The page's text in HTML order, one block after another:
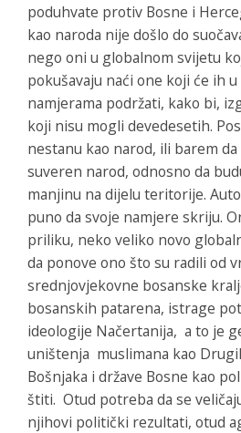
poduhvate protiv Bosne i
kao naroda nije došlo do
nego oni u globalnom svijetu
pokušavaju naći one koji će ih
namjerama podržati, kako bi,
koji nisu mogli devedesetih.
nestanu kao narod, ili barem
suveren narod, odnosno da
manjinu na dijelu teritorije.
puno da svoje namjere skriju.
priliku, neko veliko novo
da ponove ono što su radili od
srednjovjekovne bosanske
bosanskih patarena, istrage
ideologije Načertanija, a to je
uništenja muslimana kao
Bošnjaka i države Bosne kao
štiti. Otud potreba da se
njihovi politički rezultati, otud